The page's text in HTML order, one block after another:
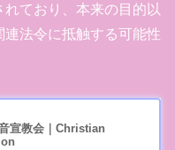
ており、本来の目的以
法令に抵触する可能性
宣教会｜Christian